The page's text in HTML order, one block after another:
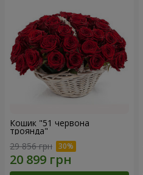
Кошик "51 червона
троянда"
29 856 грн